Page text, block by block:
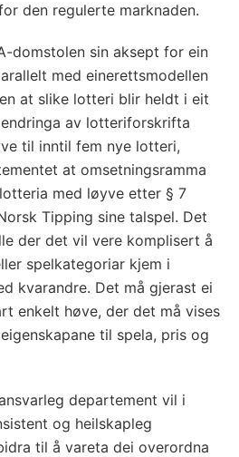
den regulerte marknaden.
domstolen sin aksept for ein
med einerettsmodellen
at slike lotteri blir heldt i eit
av lotteriforskrifta
til inntil fem nye lotteri,
at omsetningsramma
med løyve etter § 7
Tipping sine talspel. Det
der det vil vere komplisert å
spelkategoriar kjem i
kvarandre. Det må gjerast ei
enkelt høve, der det må vises
til spela, pris og
departement vil i
og heilskapleg
til å vareta dei overordna